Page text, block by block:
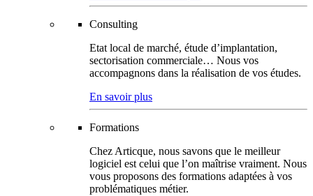
Consulting
Etat local de marché, étude d’implantation,
sectorisation commerciale… Nous vos
accompagnons dans la réalisation de vos études.
En savoir plus
Formations
Chez Articque, nous savons que le meilleur
logiciel est celui que l’on maîtrise vraiment. Nous
vous proposons des formations adaptées à vos
problématiques métier.